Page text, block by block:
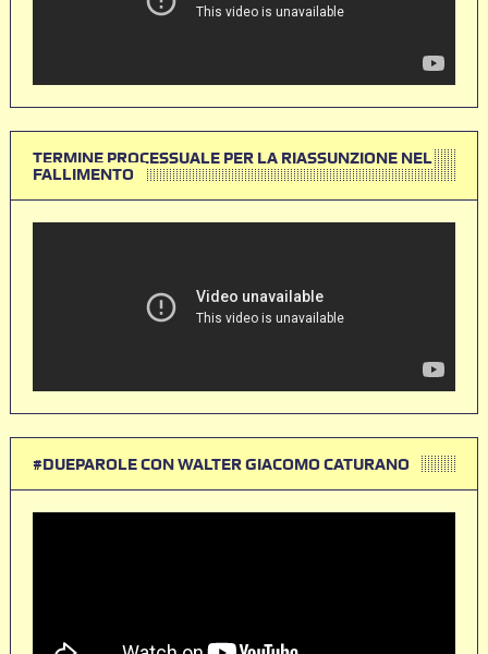
TERMINE PROCESSUALE PER LA RIASSUNZIONE NEL
FALLIMENTO
#DUEPAROLE CON WALTER GIACOMO CATURANO